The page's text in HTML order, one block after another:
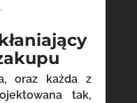
oraz każda z
tak,